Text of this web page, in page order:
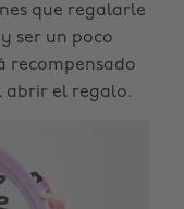
que regalarle
ser un poco
recompensado
abrir el regalo.